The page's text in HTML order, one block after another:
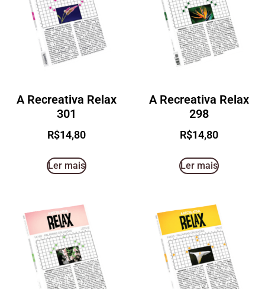
A Recreativa Relax
301
R$14,80
Ler mais
A Recreativa Relax
298
R$14,80
Ler mais